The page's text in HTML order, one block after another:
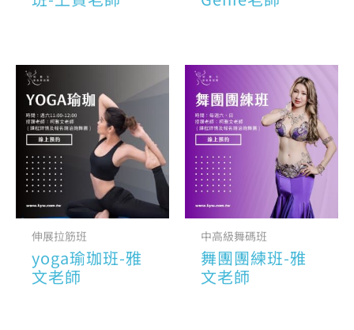
伸展拉筋班
yoga瑜珈班-雅
文老師
中高級舞碼班
舞團團練班-雅
文老師